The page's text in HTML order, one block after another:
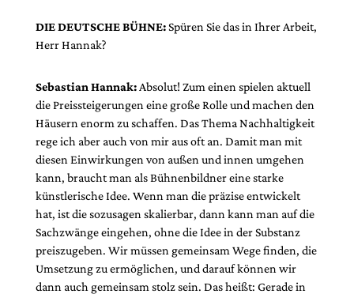
DIE DEUTSCHE BÜHNE:Spüren Sie das in Ihrer Arbeit,
Herr Hannak?
Sebastian Hannak: Absolut! Zum einen spielen aktuell
die Preissteigerungen eine große Rolle und machen den
Häusern enorm zu schaffen. Das Thema Nachhaltigkeit
rege ich aber auch von mir aus oft an. Damit man mit
diesen Einwirkungen von außen und innen umgehen
kann, braucht man als Bühnenbildner eine starke
künstlerische Idee. Wenn man die präzise entwickelt
hat, ist die sozusagen skalierbar, dann kann man auf die
Sachzwänge eingehen, ohne die Idee in der Substanz
preiszugeben. Wir müssen gemeinsam Wege finden, die
Umsetzung zu ermöglichen, und darauf können wir
dann auch gemeinsam stolz sein. Das heißt: Gerade in